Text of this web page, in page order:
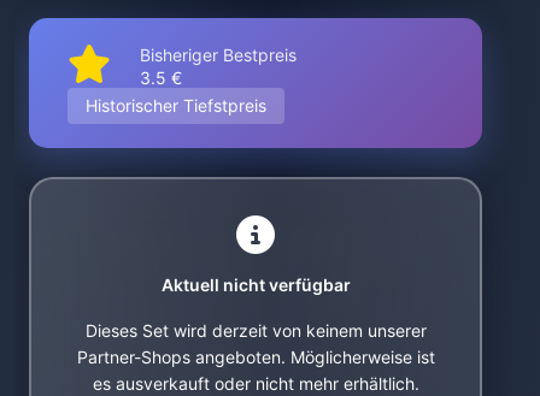
Bisheriger Bestpreis
3.5 €
Historischer Tiefstpreis
Aktuell nicht verfügbar
Dieses Set wird derzeit von keinem unserer
Partner-Shops angeboten. Möglicherweise ist
es ausverkauft oder nicht mehr erhältlich.